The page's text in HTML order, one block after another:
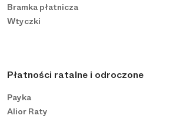
Bramka płatnicza
Wtyczki
Płatności ratalne i odroczone
Payka
Alior Raty